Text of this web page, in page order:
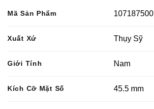
Mã Sản Phẩm 107187500
Xuất Xứ Thụy Sỹ
Giới Tính Nam
Kích Cỡ Mặt Số 45.5 mm